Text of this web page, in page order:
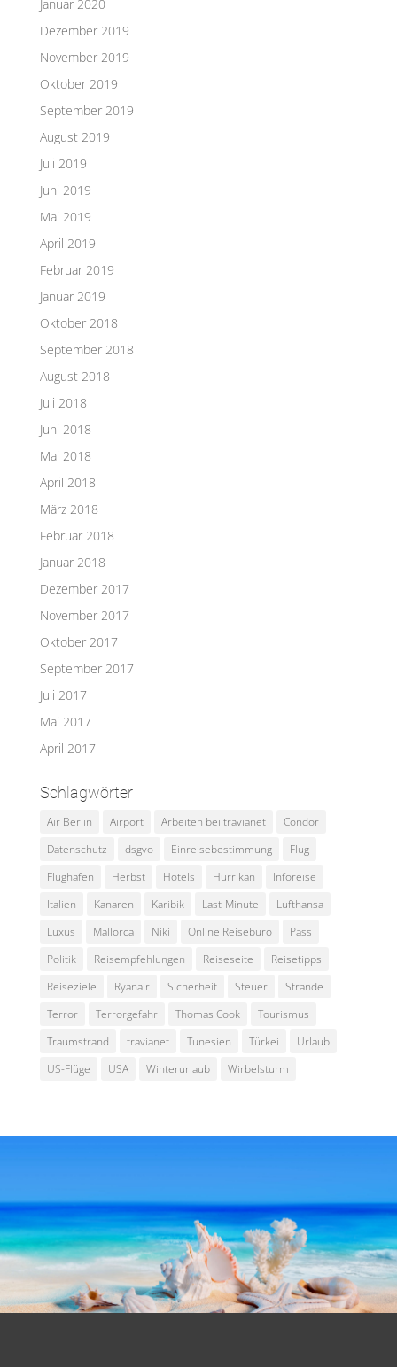
Januar 2020
Dezember 2019
November 2019
Oktober 2019
September 2019
August 2019
Juli 2019
Juni 2019
Mai 2019
April 2019
Februar 2019
Januar 2019
Oktober 2018
September 2018
August 2018
Juli 2018
Juni 2018
Mai 2018
April 2018
März 2018
Februar 2018
Januar 2018
Dezember 2017
November 2017
Oktober 2017
September 2017
Juli 2017
Mai 2017
April 2017
Schlagwörter
Air Berlin Airport Arbeiten bei travianet
Condor
Datenschutz
dsgvo Einreisebestimmung
Flug
Flughafen
Herbst Hotels Hurrikan
Inforeise
Italien
Kanaren Karibik Last-Minute
Lufthansa
Luxus
Mallorca Niki Online Reisebüro
Pass
Politik
Reisempfehlungen Reiseseite
Reisetipps
Reiseziele
Ryanair Sicherheit Steuer
Strände
Terror
Terrorgefahr Thomas Cook
Tourismus
Traumstrand
travianet Tunesien Türkei
Urlaub
US-Flüge
USA Winterurlaub Wirbelsturm